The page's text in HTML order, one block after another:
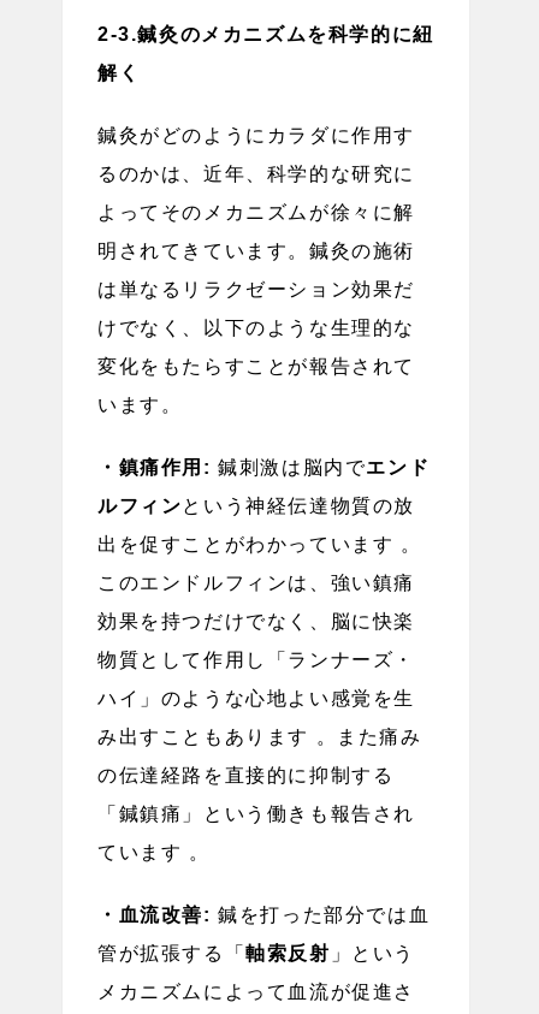
2-3.鍼灸のメカニズムを科学的に紐
解く
鍼灸がどのようにカラダに作用す
るのかは、近年、科学的な研究に
よってそのメカニズムが徐々に解
明されてきています。鍼灸の施術
は単なるリラクゼーション効果だ
けでなく、以下のような生理的な
変化をもたらすことが報告されて
います。
・鎮痛作用: 鍼刺激は脳内でエンド
ルフィンという神経伝達物質の放
出を促すことがわかっています 。
このエンドルフィンは、強い鎮痛
効果を持つだけでなく、脳に快楽
物質として作用し「ランナーズ・
ハイ」のような心地よい感覚を生
み出すこともあります 。また痛み
の伝達経路を直接的に抑制する
「鍼鎮痛」という働きも報告され
ています 。
・血流改善: 鍼を打った部分では血
管が拡張する「軸索反射 」という
メカニズムによって血流が促進さ